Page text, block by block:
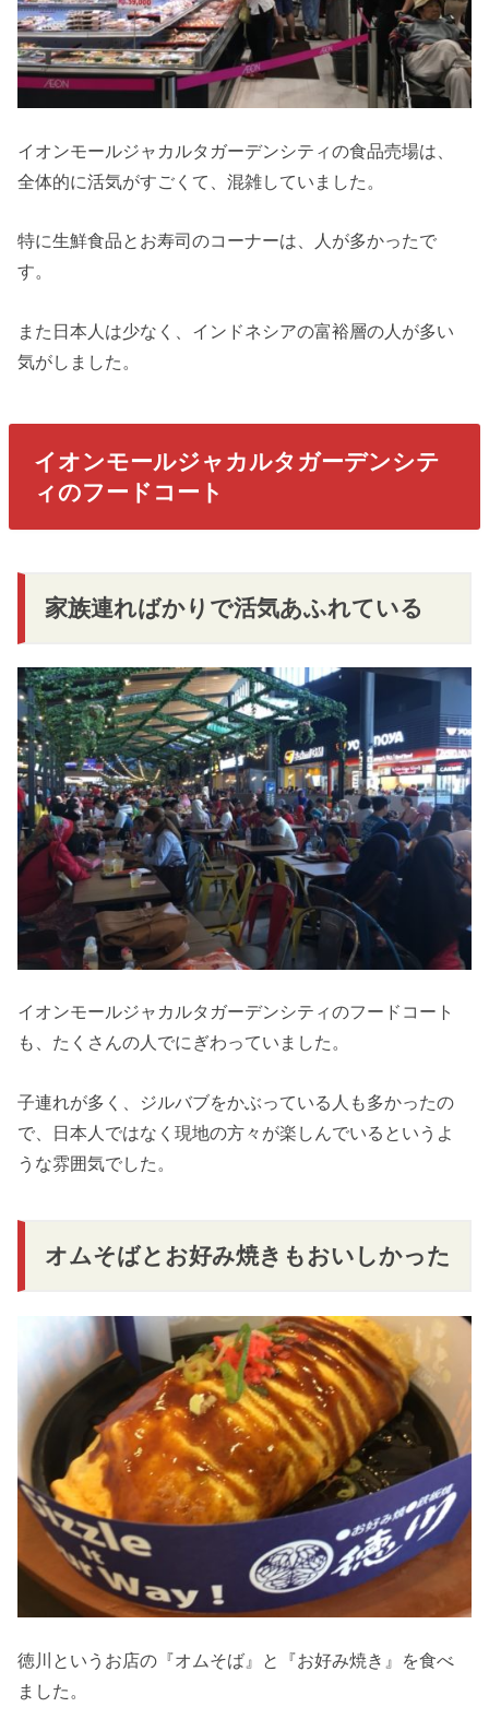
イオンモールジャカルタガーデンシティの食品売場は、
全体的に活気がすごくて、混雑していました。
特に生鮮食品とお寿司のコーナーは、人が多かったで
す。
また日本人は少なく、インドネシアの富裕層の人が多い
気がしました。
イオンモールジャカルタガーデンシテ
ィのフードコート
家族連ればかりで活気あふれている
イオンモールジャカルタガーデンシティのフードコート
も、たくさんの人でにぎわっていました。
子連れが多く、ジルバブをかぶっている人も多かったの
で、日本人ではなく現地の方々が楽しんでいるというよ
うな雰囲気でした。
オムそばとお好み焼きもおいしかった
徳川というお店の『オムそば』と『お好み焼き』を食べ
ました。